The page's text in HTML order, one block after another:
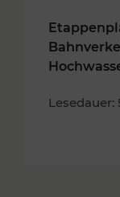
Lesedauer: